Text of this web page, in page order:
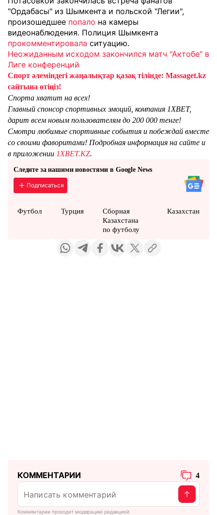
"Ордабасы" из Шымкента и польской "Легии",
произошедшее попало на камеры
видеонаблюдения. Полиция Шымкента
прокомментировала ситуацию.
Неожиданным исходом закончился матч "Актобе" в
Лиге конференций
Спорт әлеміндегі жаңалықтар қазақ тілінде: Massaget.kz
сайтына өтіңіз!
Спорта хватит на всех!
Главный спонсор спортивных эмоций, компания 1XBET,
дарит всем новым пользователям до 200 000 тенге!
Смотри любимые спортивные события и побеждай вместе
со своими фаворитами! Подробная информация на сайте и
в приложении 1XBET.KZ.
Следите за нашими новостями в Google News
Подписаться
Футбол Турция
Сборная
Казахстана
по футболу
Казахстан
КОММЕНТАРИИ 4
Комментарии проходят модерацию редакцией